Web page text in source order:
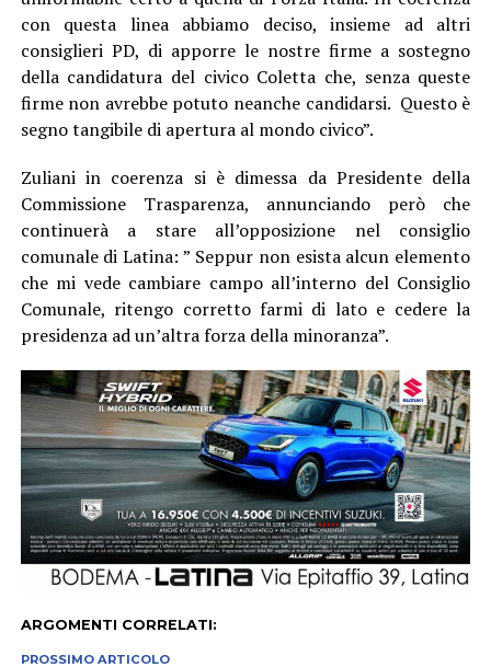
con questa linea abbiamo deciso, insieme ad altri
consiglieri PD, di apporre le nostre firme a sostegno
della candidatura del civico Coletta che, senza queste
firme non avrebbe potuto neanche candidarsi. Questo è
segno tangibile di apertura al mondo civico”.
Zuliani in coerenza si è dimessa da Presidente della
Commissione Trasparenza, annunciando però che
continuerà a stare all’opposizione nel consiglio
comunale di Latina: ” Seppur non esista alcun elemento
che mi vede cambiare campo all’interno del Consiglio
Comunale, ritengo corretto farmi di lato e cedere la
presidenza ad un’altra forza della minoranza”.
ARGOMENTI CORRELATI:
PROSSIMO ARTICOLO